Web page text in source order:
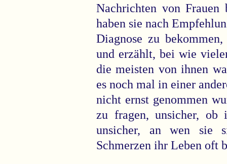
Nachrichten von Frauen
haben sie nach
Diagnose zu
und erzählt, bei wie
die meisten von ihnen
es noch mal in einer
nicht ernst genommen
zu fragen, unsicher, ob
unsicher, an wen sie
Schmerzen ihr Leben oft